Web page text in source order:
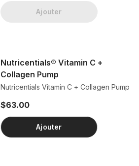
Ajouter
Nutricentials® Vitamin C +
Collagen Pump
Nutricentials Vitamin C + Collagen Pump
$63.00
Ajouter